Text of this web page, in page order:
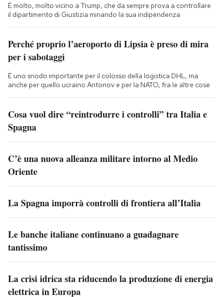
È molto, molto vicino a Trump, che da sempre prova a controllare
il dipartimento di Giustizia minando la sua indipendenza
Perché proprio l’aeroporto di Lipsia è preso di mira
per i sabotaggi
È uno snodo importante per il colosso della logistica DHL, ma
anche per quello ucraino Antonov e per la NATO, fra le altre cose
Cosa vuol dire “reintrodurre i controlli” tra Italia e
Spagna
C’è una nuova alleanza militare intorno al Medio
Oriente
La Spagna imporrà controlli di frontiera all’Italia
Le banche italiane continuano a guadagnare
tantissimo
La crisi idrica sta riducendo la produzione di energia
elettrica in Europa